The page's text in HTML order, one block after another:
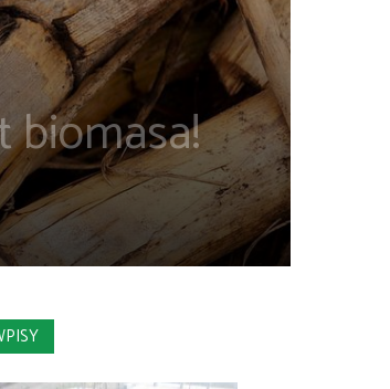
biomasa!